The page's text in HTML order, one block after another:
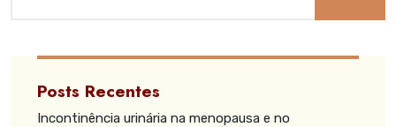
Posts Recentes
Incontinência urinária na menopausa e no